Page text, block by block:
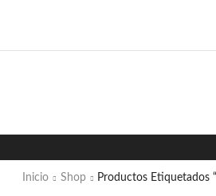
Inicio Shop Productos Etiquetados